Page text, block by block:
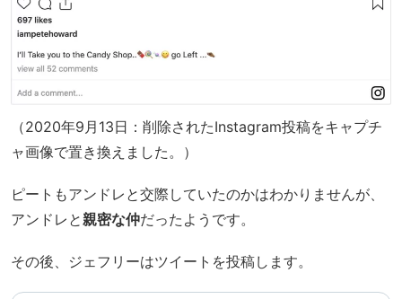
（2020年9月13日：削除されたInstagram投稿をキャプチ
ャ画像で置き換えました。）
ピートもアンドレと交際していたのかはわかりませんが、
アンドレと親密な仲だったようです。
その後、ジェフリーはツイートを投稿します。